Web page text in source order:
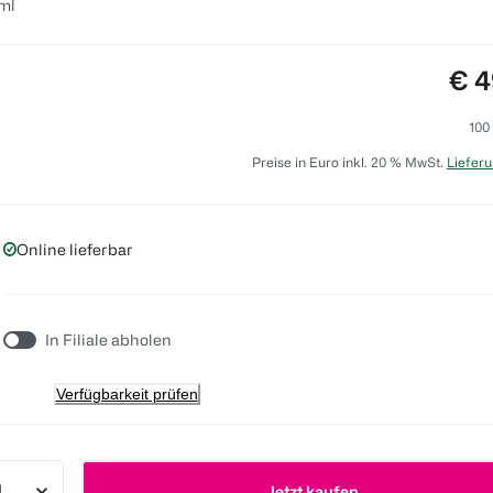
€
Preise in Euro inkl. 20 % MwSt.
Online lieferbar
In Filiale abholen
Verfügbarkeit prüfen